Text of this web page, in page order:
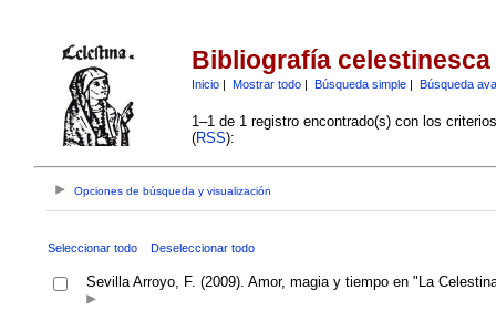
Bibliografía celestinesca
Inicio| Mostrar todo| Búsqueda simple| Búsqueda
1–1 de 1 registro encontrado(s) con los
(RSS):
Opciones de búsqueda y visualización
Seleccionar todo Deseleccionar todo
Sevilla Arroyo, F. (2009). Amor, magia y tiempo en "La